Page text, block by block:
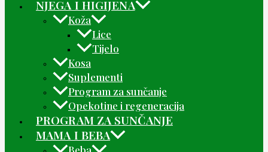
NJEGA I HIGIJENA
Koža
Lice
Tijelo
Kosa
Suplementi
Program za sunčanje
Opekotine i regeneracija
PROGRAM ZA SUNČANJE
MAMA I BEBA